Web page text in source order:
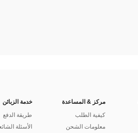
مركز & المساعدة
كيفية الطلب
معلومات الشحن
خدمة الزبائن
طريقة الدفع
الأسئلة